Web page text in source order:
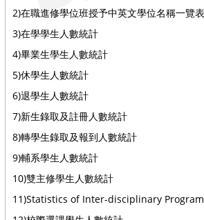
2)在職進修學位班授予中英文學位名稱一覽表
3)在學學生人數統計
4)畢業生學生人數統計
5)休學生人數統計
6)退學生人數統計
7)新生錄取及註冊人數統計
8)轉學生錄取及報到人數統計
9)輔系學生人數統計
10)雙主修學生人數統計
11)Statistics of Inter-disciplinary